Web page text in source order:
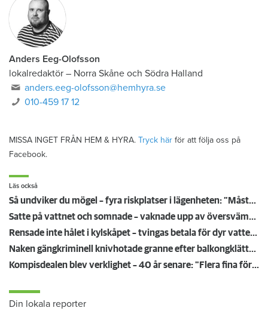
Anders Eeg-Olofsson
lokalredaktör – Norra Skåne och Södra Halland
anders.eeg-olofsson@hemhyra.se
010-459 17 12
MISSA INGET FRÅN HEM & HYRA. Tryck här för att följa oss på
Facebook.
Läs också
Så undviker du mögel – fyra riskplatser i lägenheten: ”Måste städa bort”
Satte på vattnet och somnade – vaknade upp av översvämning hos grannen
Rensade inte hålet i kylskåpet – tvingas betala för dyr vattenskada
Naken gängkriminell knivhotade granne efter balkongklättring
Kompisdealen blev verklighet – 40 år senare: "Flera fina fördelar med att dela bostad"
Din lokala reporter